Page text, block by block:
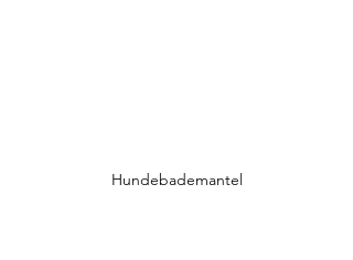
Hundebademantel